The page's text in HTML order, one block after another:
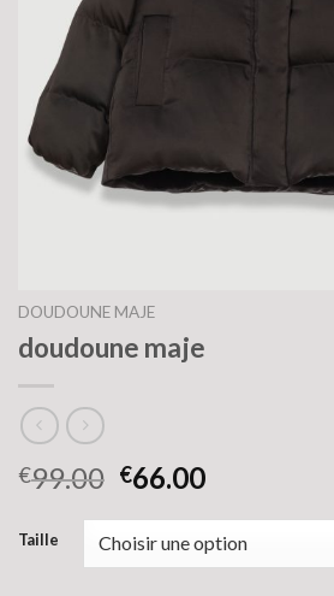
DOUDOUNE MAJE
doudoune maje
€99.00 €66.00
Taille